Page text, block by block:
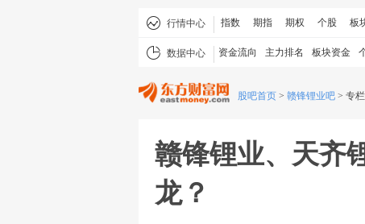
行情中心 指数 期指 期权 个股 板
数据中心 资金流向 主力排名 板块资金
股吧首页 > 赣锋锂业吧 > 专
赣锋锂业、天齐
龙？